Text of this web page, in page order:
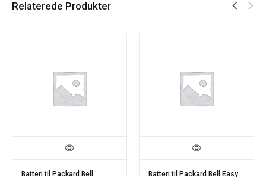
Relaterede Produkter
Batteri til Packard Bell
Batteri til Packard Bell Easy